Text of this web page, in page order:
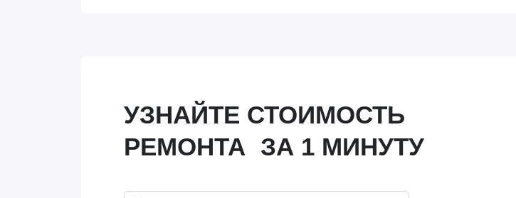
УЗНАЙТЕ СТОИМОСТЬ
РЕМОНТА ЗА 1 МИНУТУ